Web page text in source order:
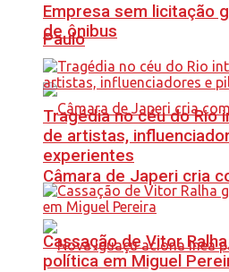
Paulo
Câmara de Japeri cria
Empresa sem licitação
de ônibus
Tragédia no céu do
de artistas,
experientes
Cassação de Vitor
política em Miguel